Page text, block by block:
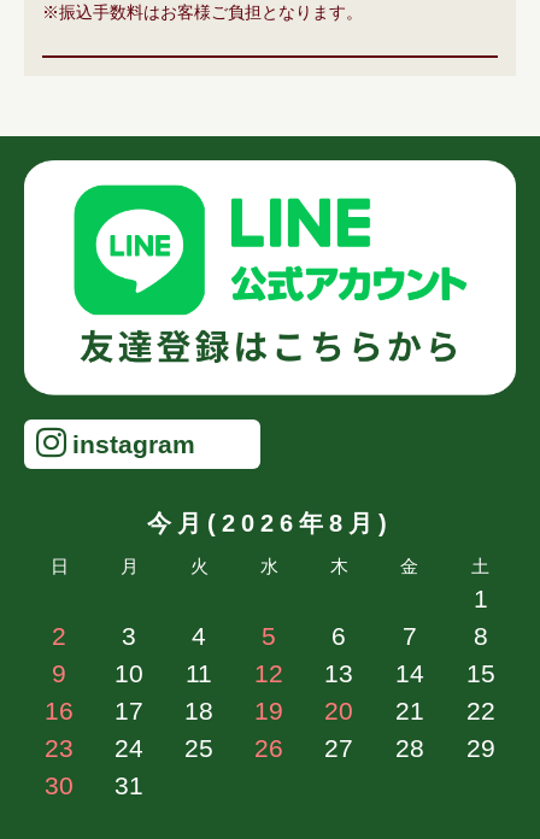
振込手数料はお客様ご負担となります。
業務用・団体・法人向けにはカード決済・コンビニオンラ
インはご利用いただけません。
教室、SNS等のリンク先ではカード決済・コンビニオンラ
インはご利用いただけません。
ギフト券にはカード決済・コンビニオンラインはご利用い
ただけません。
送料お見積りの商品はカード決済・コンビニオンラインは
ご利用いただけません。
「教室のご案内」「ブログ」「Instagram」「Facebook」
のリンク先ではカード決済はご利用できません。
通常、受注後５営業日以内に出荷いたします。（日・祝日除
く）
その際には事前にご連絡させて頂きます。
到着日時の指定は５営業日以上より設定可能です。
メール受信トラブルについて
携帯電話・スマートフォンのメールアドレスをご利用の場合
instagram
今月(2026年8月)
日 月 火 水 木 金 土
1
2
3 4 5 6 7
8
9
10 11 12 13 14
15
16
17 18 19 20 21
22
23
24 25 26 27 28
29
30
31